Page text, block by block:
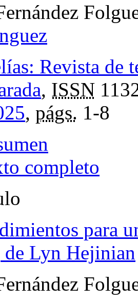
Revista de
, ISSN
, págs. 1-8
completo
para
Lyn Hejinian